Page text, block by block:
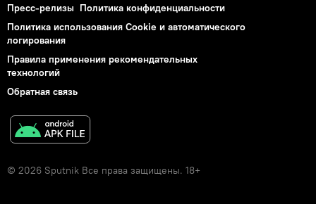
Пресс-релизы Политика конфиденциальности
Политика использования Cookie и автоматического
логирования
Правила применения рекомендательных
технологий
Обратная связь
© 2026 Sputnik Все права защищены. 18+